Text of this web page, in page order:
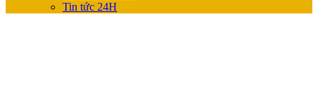
Tin tức 24H